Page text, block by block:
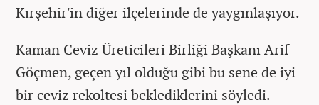
Kırşehir'in diğer ilçelerinde de yaygınlaşıyor.
Kaman Ceviz Üreticileri Birliği Başkanı Arif
Göçmen, geçen yıl olduğu gibi bu sene de iyi
bir ceviz rekoltesi beklediklerini söyledi.